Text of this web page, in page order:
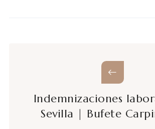
Indemnizaciones
Sevilla | Bufete